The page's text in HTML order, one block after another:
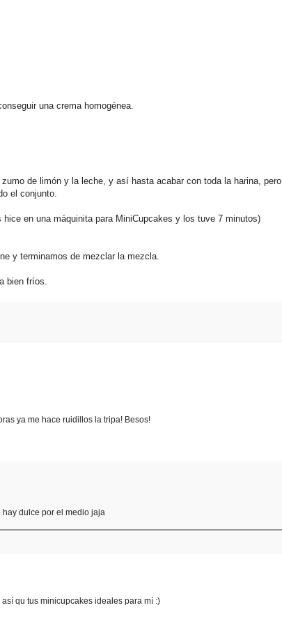
una crema homogénea.
de limón y la leche, y así hasta acabar con toda la harina, pero
el conjunto.
en una máquinita para MiniCupcakes y los tuve 7 minutos)
y terminamos de mezclar la mezcla.
bien fríos.
ya me hace ruidillos la tripa! Besos!
dulce por el medio jaja
qu tus minicupcakes ideales para mí :)